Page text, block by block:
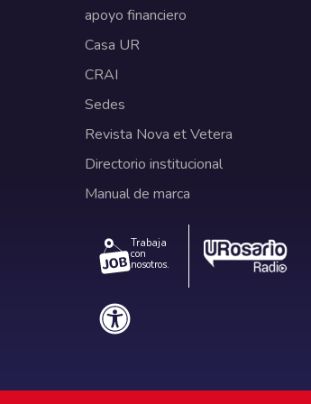
apoyo financiero
Casa UR
CRAI
Sedes
Revista Nova et Vetera
Directorio institucional
Manual de marca
Trabaja
con
nosotros.